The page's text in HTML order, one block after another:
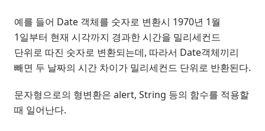
예를 들어 Date 객체를 숫자로 변환시 1970년 1월
1일부터 현재 시각까지 경과한 시간을 밀리세컨드
단위로 따진 숫자로 변환되는데, 따라서 Date객체끼리
빼면 두 날짜의 시간 차이가 밀리세컨드 단위로 반환된다.
문자형으로의 형변환은 alert, String 등의 함수를 적용할
때 일어난다.